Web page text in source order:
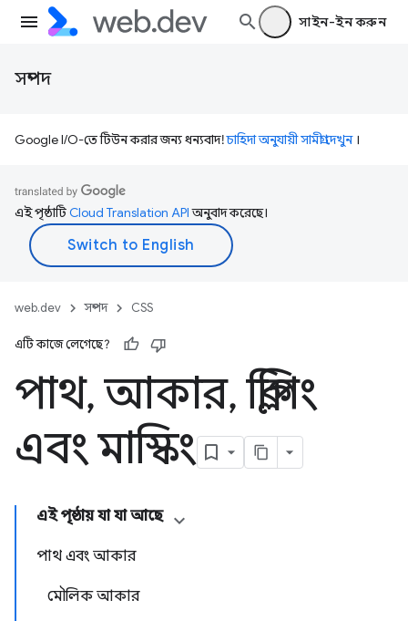
সাইন-ইন করুন
সম্পদ
Google I/O-তে টিউন করার জন্য ধন্যবাদ!চাহিদা অনুযায়ী সামগ্রী দেখুন।
এই পৃষ্ঠাটিCloud Translation APIঅনুবাদ করেছে।
web.dev সম্পদ CSS
এটি কাজে লেগেছে?
পাথ,আকার,ক্লিপিং
এবং মাস্কিং
এই পৃষ্ঠায় যা যা আছে
পাথ এবং আকার
মৌলিক আকার